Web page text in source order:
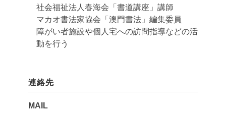
社会福祉法人春海会「書道講座」講師
マカオ書法家協会「澳門書法」編集委員
障がい者施設や個人宅への訪問指導などの活
動を行う
連絡先
MAIL